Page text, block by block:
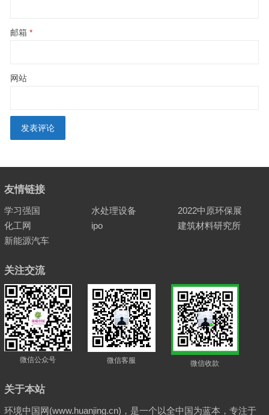
邮箱 *
网站
友情链接
学习强国 水处理设备
2022中原环保展
化工网
ipo
建筑材料研究所
新能源汽车
关注交流
微信公众号 微信客服 微信收款
关于本站
环境中国网(www.huanjing.cn)，是一个以全中国为蓝本，专注于